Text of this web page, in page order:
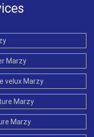
Marzy
velux Marzy
Marzy
Marzy